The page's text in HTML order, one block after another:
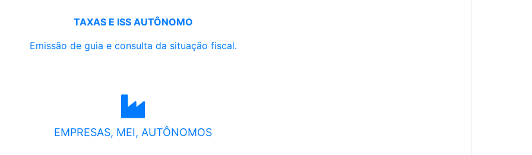
TAXAS E ISS AUTÔNOMO
Emissão de guia e consulta da situação fiscal.
EMPRESAS, MEI, AUTÔNOMOS